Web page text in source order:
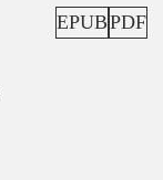
PDF
EPUB